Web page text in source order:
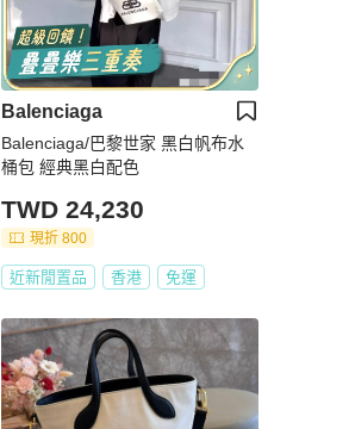
Balenciaga
Balenciaga/巴黎世家 黑白帆布水
桶包 經典黑白配色
TWD 24,230
現折 800
近新閒置品 香港 免運